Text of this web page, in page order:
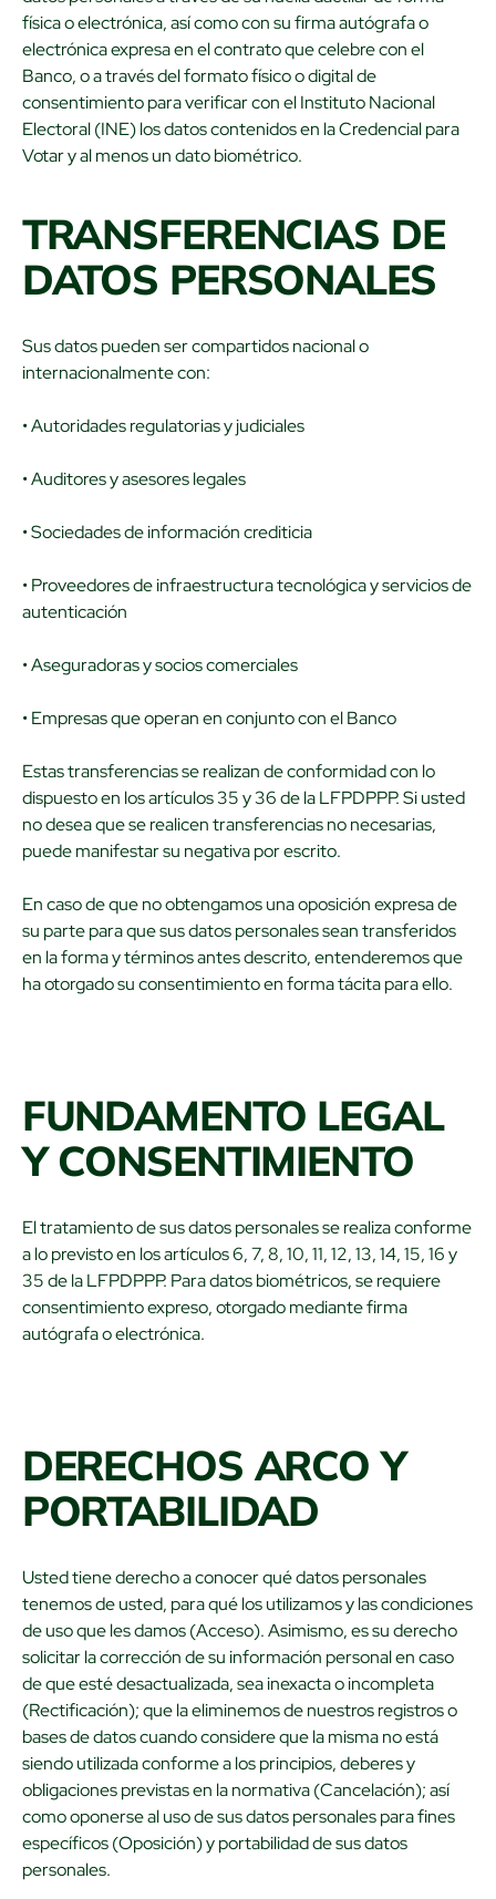
física o electrónica, así como con su firma autógrafa o
electrónica expresa en el contrato que celebre con el
Banco, o a través del formato físico o digital de
consentimiento para verificar con el Instituto Nacional
Electoral (INE) los datos contenidos en la Credencial para
Votar y al menos un dato biométrico.
TRANSFERENCIAS DE
DATOS PERSONALES
Sus datos pueden ser compartidos nacional o
internacionalmente con:
• Autoridades regulatorias y judiciales
• Auditores y asesores legales
• Sociedades de información crediticia
• Proveedores de infraestructura tecnológica y servicios de
autenticación
• Aseguradoras y socios comerciales
• Empresas que operan en conjunto con el Banco
Estas transferencias se realizan de conformidad con lo
dispuesto en los artículos 35 y 36 de la LFPDPPP. Si usted
no desea que se realicen transferencias no necesarias,
puede manifestar su negativa por escrito.
En caso de que no obtengamos una oposición expresa de
su parte para que sus datos personales sean transferidos
en la forma y términos antes descrito, entenderemos que
ha otorgado su consentimiento en forma tácita para ello.
FUNDAMENTO LEGAL
Y CONSENTIMIENTO
El tratamiento de sus datos personales se realiza conforme
a lo previsto en los artículos 6, 7, 8, 10, 11, 12, 13, 14, 15, 16 y
35 de la LFPDPPP. Para datos biométricos, se requiere
consentimiento expreso, otorgado mediante firma
autógrafa o electrónica.
DERECHOS ARCO Y
PORTABILIDAD
Usted tiene derecho a conocer qué datos personales
tenemos de usted, para qué los utilizamos y las condiciones
de uso que les damos (Acceso). Asimismo, es su derecho
solicitar la corrección de su información personal en caso
de que esté desactualizada, sea inexacta o incompleta
(Rectificación); que la eliminemos de nuestros registros o
bases de datos cuando considere que la misma no está
siendo utilizada conforme a los principios, deberes y
obligaciones previstas en la normativa (Cancelación); así
como oponerse al uso de sus datos personales para fines
específicos (Oposición) y portabilidad de sus datos
personales.